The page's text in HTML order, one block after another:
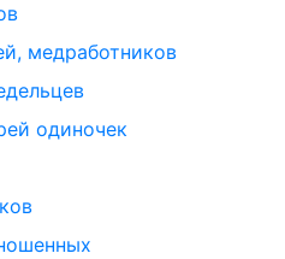
медработников
одиночек